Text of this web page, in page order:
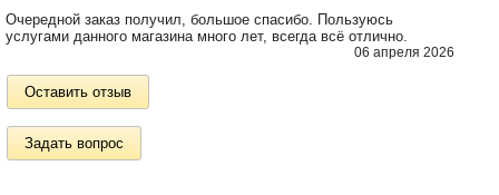
Очередной заказ получил, большое спасибо. Пользуюсь
услугами данного магазина много лет, всегда всё отлично.
06 апреля 2026
Оставить отзыв
Задать вопрос